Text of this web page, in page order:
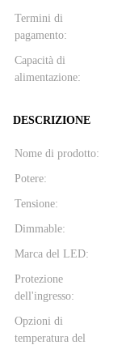
Termini di
pagamento:
Capacità di
alimentazione:
DESCRIZIONE
Nome di prodotto:
Potere:
Tensione:
Dimmable:
Marca del LED:
Protezione
dell'ingresso:
Opzioni di
temperatura del